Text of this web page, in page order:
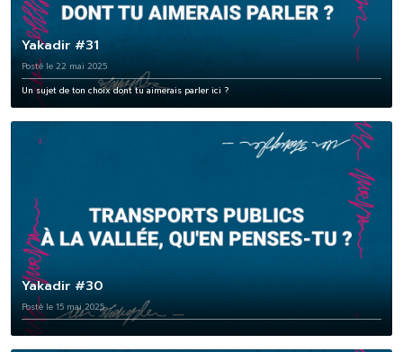
Yakadir #31
Posté le 22 mai 2025
Un sujet de ton choix dont tu aimerais parler ici ?
Yakadir #30
Posté le 15 mai 2025